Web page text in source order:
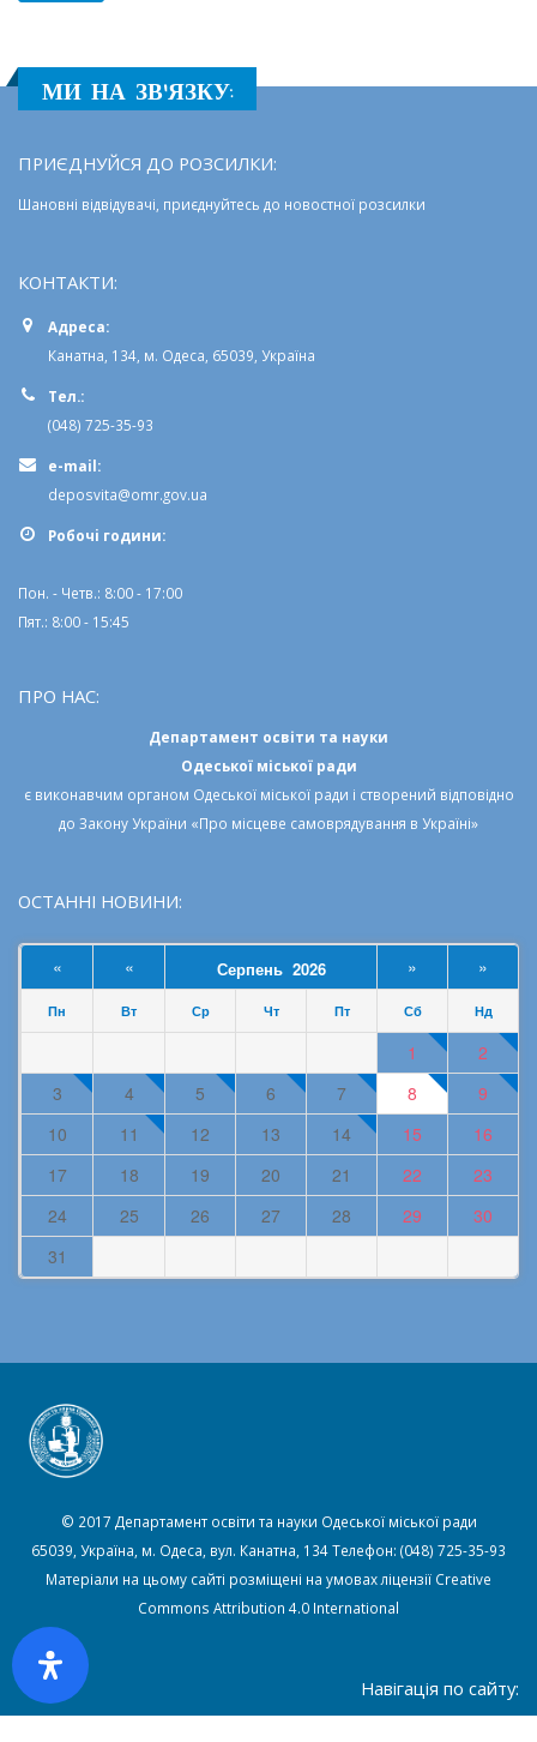
МИ НА ЗВ'ЯЗКУ:
ПРИЄДНУЙСЯ ДО РОЗСИЛКИ:
Шановні відвідувачі, приєднуйтесь до новостної розсилки
КОНТАКТИ:
Адреса:
Канатна, 134, м. Одеса, 65039, Україна
Тел.:
(048) 725-35-93
e-mail:
deposvita@omr.gov.ua
Робочi години:
Пон. - Четв.: 8:00 - 17:00
Пят.: 8:00 - 15:45
ПРО НАС:
Департамент освіти та науки
Одеської міської ради
є виконавчим органом Одеської міської ради і створений відповідно
до Закону України «Про місцеве самоврядування в Україні»
ОСТАННІ НОВИНИ:
« « Серпень 2026 » »
Пн Вт Ср Чт Пт Сб Нд
1
2
3
4 5 6 7 8
9
10
11 12 13 14 15
16
17
18 19 20 21 22
23
24
25 26 27 28 29
30
31
© 2017 Департамент освіти та науки Одеської міської ради
65039, Україна, м. Одеса, вул. Канатна, 134 Телефон: (048) 725-35-93
Матеріали на цьому сайті розміщені на умовах ліцензії Creative
Commons Attribution 4.0 International
Навігація по сайту: